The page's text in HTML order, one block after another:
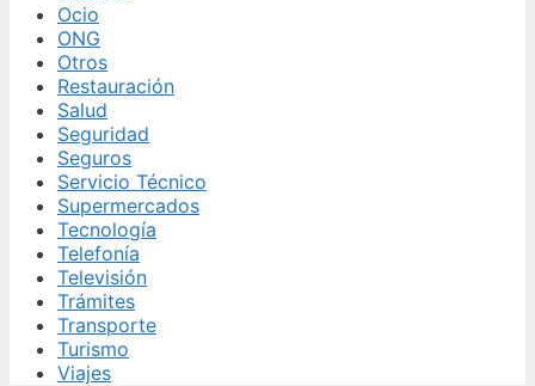
Ocio
ONG
Otros
Restauración
Salud
Seguridad
Seguros
Servicio Técnico
Supermercados
Tecnología
Telefonía
Televisión
Trámites
Transporte
Turismo
Viajes